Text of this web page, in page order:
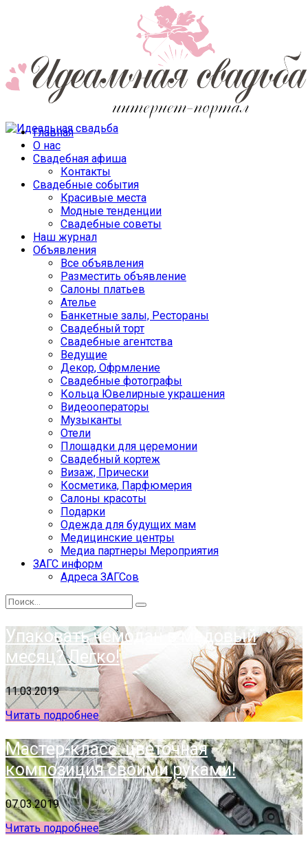
Главная
О нас
Свадебная афиша
Контакты
Свадебные события
Красивые места
Модные тенденции
Свадебные советы
Наш журнал
Объявления
Все объявления
Разместить объявление
Салоны платьев
Ателье
Банкетные залы, Рестораны
Свадебный торт
Свадебные агентства
Ведущие
Декор, Офрмление
Свадебные фотографы
Кольца Ювелирные украшения
Видеооператоры
Музыканты
Отели
Площадки для церемонии
Свадебный кортеж
Визаж, Прически
Косметика, Парфюмерия
Салоны красоты
Подарки
Одежда для будущих мам
Медицинские центры
Медиа партнеры Мероприятия
ЗАГС информ
Адреса ЗАГСов
Упаковать чемодан в медовый
месяц? Легко!
11.03.2019
Читать подробнее
Мастер-класс: цветочная
композиция своими руками!
07.03.2019
Читать подробнее